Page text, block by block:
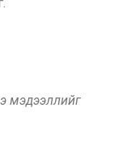
мэдээллийг